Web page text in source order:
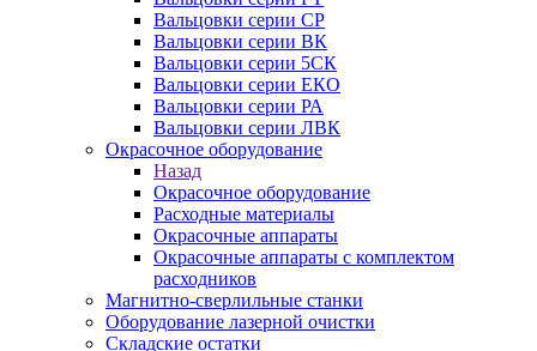
Вальцовки серии СР
Вальцовки серии ВК
Вальцовки серии 5СК
Вальцовки серии ЕКО
Вальцовки серии РА
Вальцовки серии ЛВК
Окрасочное оборудование
Назад
Окрасочное оборудование
Расходные материалы
Окрасочные аппараты
Окрасочные аппараты с комплектом
расходников
Магнитно-сверлильные станки
Оборудование лазерной очистки
Складские остатки